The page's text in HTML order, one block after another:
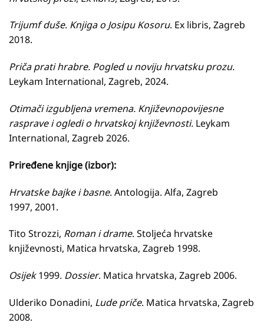
Trijumf duše. Knjiga o Josipu Kosoru. Ex libris, Zagreb
2018.
Priča prati hrabre. Pogled u noviju hrvatsku prozu.
Leykam International, Zagreb, 2024.
Otimači izgubljena vremena. Književnopovijesne
rasprave i ogledi o hrvatskoj književnosti. Leykam
International, Zagreb 2026.
Priređene knjige (izbor):
Hrvatske bajke i basne. Antologija. Alfa, Zagreb
1997, 2001.
Tito Strozzi, Roman i drame. Stoljeća hrvatske
književnosti, Matica hrvatska, Zagreb 1998.
Osijek1999. Dossier. Matica hrvatska, Zagreb 2006.
Ulderiko Donadini, Lude priče. Matica hrvatska, Zagreb
2008.